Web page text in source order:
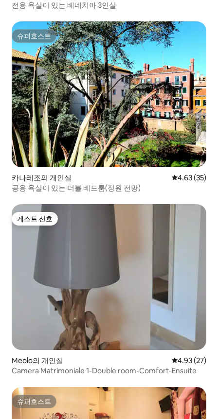
전용 욕실이 있는 베네치아 3인실
슈퍼호스트
슈퍼호스트
카나레조의 개인실 평점 4.63점(5
4.63 (35)
공용 욕실이 있는 더블 베드룸(정원 전망)
게스트 선호
게스트 선호
Meolo의 개인실 평점 4.93점(5
4.93 (27)
Camera Matrimoniale 1-Double room-Comfort-Ensuite
슈퍼호스트
슈퍼호스트